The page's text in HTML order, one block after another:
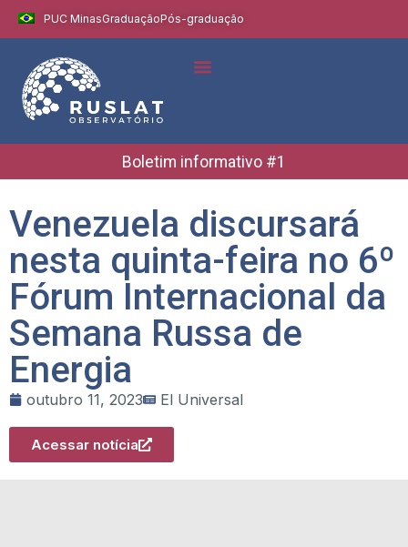
PUC MinasGraduaçãoPós-graduação
Boletim informativo #1
Venezuela discursará
nesta quinta-feira no 6º
Fórum Internacional da
Semana Russa de
Energia
outubro 11, 2023 El Universal
Acessar notícia